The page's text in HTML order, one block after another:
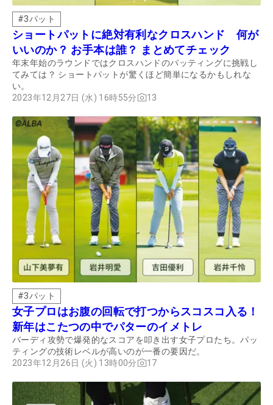
#3パット
ショートパットに絶対有利なクロスハンド 何が
いいのか？ お手本は誰？ まとめてチェック
年末年始のラウンドではクロスハンドのパッティングに挑戦し
てみては？ ショートパットが驚くほど簡単になるかもしれな
い。
2023年12月27日 (水) 16時55分
13
#3パット
女子プロはお腹の回転で打つからスコスコ入る！
新年はこたつの中でパターのイメトレ
バーディ攻勢で爆発的なスコアを叩き出す女子プロたち。パッ
ティングの技術レベルが高いのが一番の要因だ。
2023年12月26日 (火) 13時00分
17